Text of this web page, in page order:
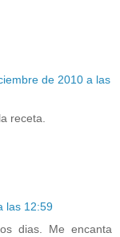
de 2010 a las
receta.
las 12:59
dias. Me encanta